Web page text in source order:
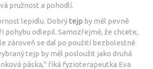
pružnost a pohodlí.
lepidlu. Dobrýtejp by měl pevně
pohybu odlepil. Samozřejmě, že chcete,
zároveň se dal po použití bezbolestně
tejp by měl posloužit jako druhá
páska," říká fyzioterapeutka Eva